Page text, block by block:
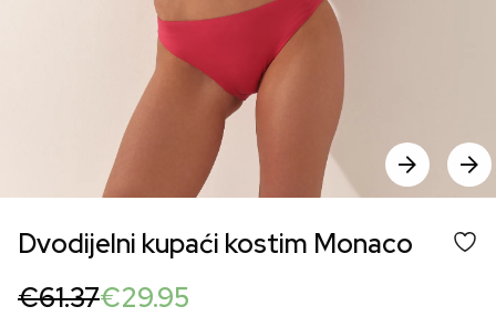
Dvodijelni kupaći kostim Monaco
€61.37
Original€29.95
Current